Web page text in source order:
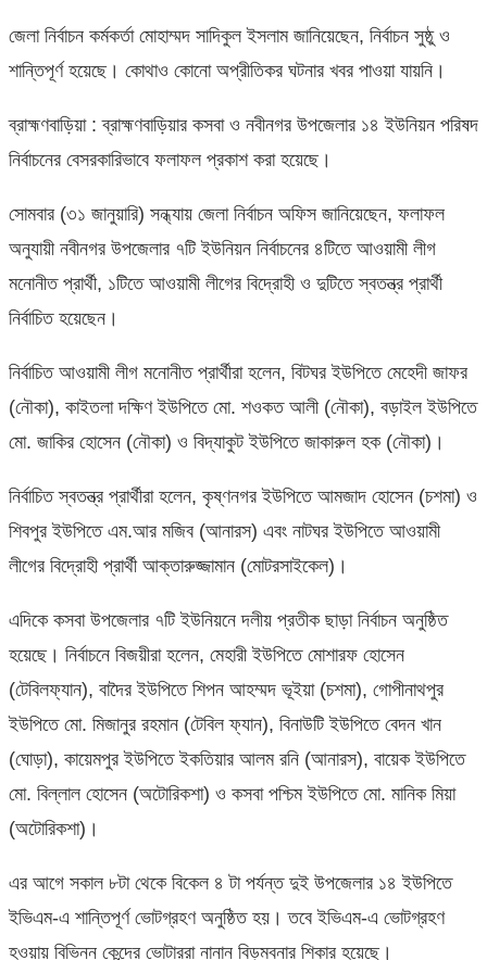
জেলা নির্বাচন কর্মকর্তা মোহাম্মদ সাদিকুল ইসলাম জানিয়েছেন, নির্বাচন সুষ্ঠু ও
শান্তিপূর্ণ হয়েছে। কোথাও কোনো অপ্রীতিকর ঘটনার খবর পাওয়া যায়নি।
ব্রাহ্মণবাড়িয়া : ব্রাহ্মণবাড়িয়ার কসবা ও নবীনগর উপজেলার ১৪ ইউনিয়ন পরিষদ
নির্বাচনের বেসরকারিভাবে ফলাফল প্রকাশ করা হয়েছে।
সোমবার (৩১ জানুয়ারি) সন্ধ্যায় জেলা নির্বাচন অফিস জানিয়েছেন, ফলাফল
অনুযায়ী নবীনগর উপজেলার ৭টি ইউনিয়ন নির্বাচনের ৪টিতে আওয়ামী লীগ
মনোনীত প্রার্থী, ১টিতে আওয়ামী লীগের বিদ্রোহী ও দুটিতে স্বতন্ত্র প্রার্থী
নির্বাচিত হয়েছেন।
নির্বাচিত আওয়ামী লীগ মনোনীত প্রার্থীরা হলেন, বিটঘর ইউপিতে মেহেদী জাফর
(নৌকা), কাইতলা দক্ষিণ ইউপিতে মো. শওকত আলী (নৌকা), বড়াইল ইউপিতে
মো. জাকির হোসেন (নৌকা) ও বিদ্যাকুট ইউপিতে জাকারুল হক (নৌকা)।
নির্বাচিত স্বতন্ত্র প্রার্থীরা হলেন, কৃষ্ণনগর ইউপিতে আমজাদ হোসেন (চশমা) ও
শিবপুর ইউপিতে এম.আর মজিব (আনারস) এবং নাটঘর ইউপিতে আওয়ামী
লীগের বিদ্রোহী প্রার্থী আক্তারুজ্জামান (মোটরসাইকেল)।
এদিকে কসবা উপজেলার ৭টি ইউনিয়নে দলীয় প্রতীক ছাড়া নির্বাচন অনুষ্ঠিত
হয়েছে। নির্বাচনে বিজয়ীরা হলেন, মেহারী ইউপিতে মোশারফ হোসেন
(টেবিলফ্যান), বাদৈর ইউপিতে শিপন আহম্মদ ভূইয়া (চশমা), গোপীনাথপুর
ইউপিতে মো. মিজানুর রহমান (টেবিল ফ্যান), বিনাউটি ইউপিতে বেদন খান
(ঘোড়া), কায়েমপুর ইউপিতে ইকতিয়ার আলম রনি (আনারস), বায়েক ইউপিতে
মো. বিল্লাল হোসেন (অটোরিকশা) ও কসবা পশ্চিম ইউপিতে মো. মানিক মিয়া
(অটোরিকশা)।
এর আগে সকাল ৮টা থেকে বিকেল ৪ টা পর্যন্ত দুই উপজেলার ১৪ ইউপিতে
ইভিএম-এ শান্তিপূর্ণ ভোটগ্রহণ অনুষ্ঠিত হয়। তবে ইভিএম-এ ভোটগ্রহণ
হওয়ায় বিভিন্ন কেন্দ্রে ভোটাররা নানান বিড়ম্বনার শিকার হয়েছে।